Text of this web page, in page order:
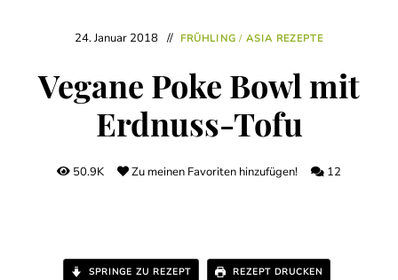
24. Januar 2018 FRÜHLING / ASIA REZEPTE
Vegane Poke Bowl mit
Erdnuss-Tofu
50.9K Zu meinen Favoriten hinzufügen! 12
SPRINGE ZU REZEPT REZEPT DRUCKEN